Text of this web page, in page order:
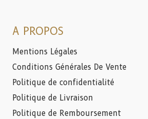
A PROPOS
Mentions Légales
Conditions Générales De Vente
Politique de confidentialité
Politique de Livraison
Politique de Remboursement